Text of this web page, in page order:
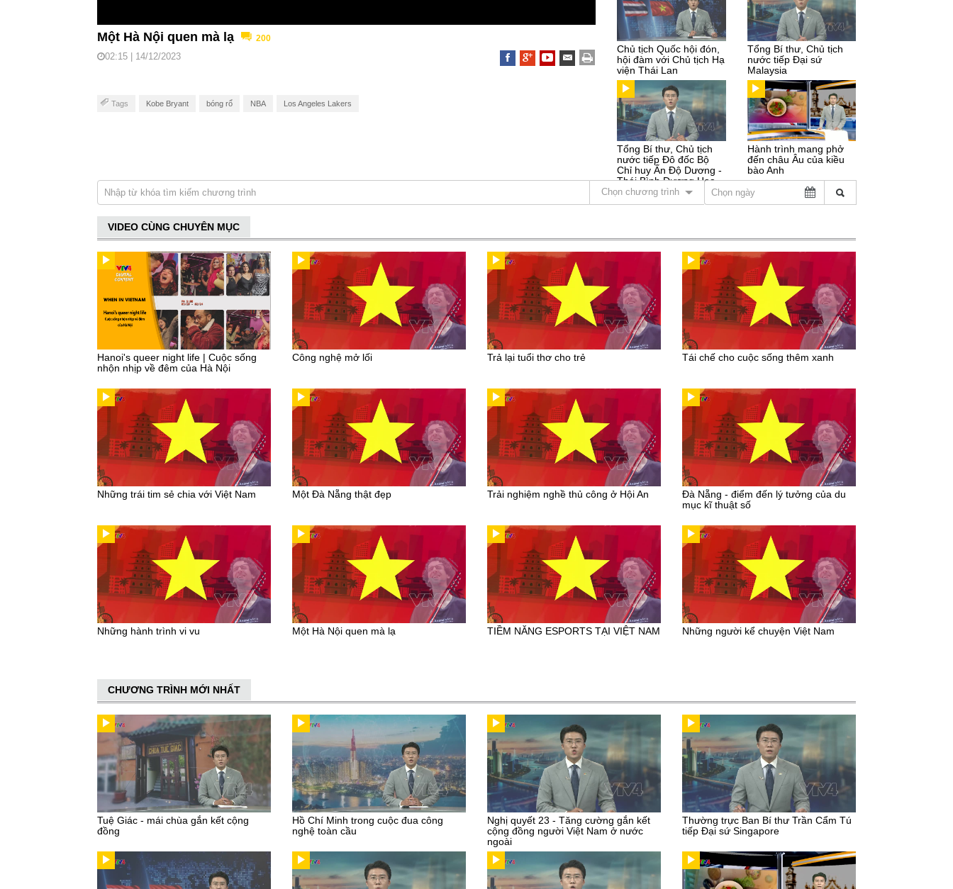
Một Hà Nội quen mà lạ 200
02:15 | 14/12/2023
Tags Kobe Bryant bóng rổ NBA Los Angeles Lakers
Chủ tịch Quốc hội đón,
hội đàm với Chủ tịch Hạ
viện Thái Lan
Tổng Bí thư, Chủ tịch
nước tiếp Đại sứ
Malaysia
Tổng Bí thư, Chủ tịch
nước tiếp Đô đốc Bộ
Chỉ huy Ấn Độ Dương -
Thái Bình Dương Hoa
Kỳ
Hành trình mang phở
đến châu Âu của kiều
bào Anh
Chọn chương trình
VIDEO CÙNG CHUYÊN MỤC
Hanoi's queer night life | Cuộc sống
nhộn nhịp về đêm của Hà Nội
Công nghệ mở lối Trả lại tuổi thơ cho trẻ Tái chế cho cuộc sống thêm xanh
Những trái tim sẻ chia với Việt Nam Một Đà Nẵng thật đẹp Trải nghiệm nghề thủ công ở Hội An
Đà Nẵng - điểm đến lý tưởng của du
mục kĩ thuật số
Những hành trình vi vu Một Hà Nội quen mà lạ TIỀM NĂNG ESPORTS TẠI VIỆT NAM Những người kể chuyện Việt Nam
CHƯƠNG TRÌNH MỚI NHẤT
Tuệ Giác - mái chùa gắn kết cộng
đồng
Hồ Chí Minh trong cuộc đua công
nghệ toàn cầu
Nghị quyết 23 - Tăng cường gắn kết
cộng đồng người Việt Nam ở nước
ngoài
Thường trực Ban Bí thư Trần Cẩm Tú
tiếp Đại sứ Singapore